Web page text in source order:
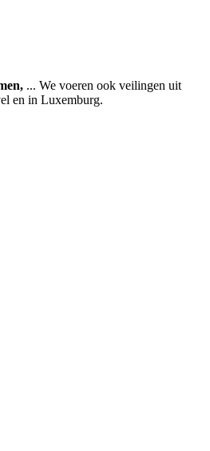
... We voeren ook veilingen uit
en in Luxemburg.